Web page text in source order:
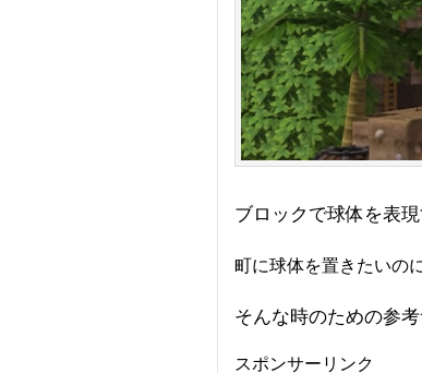
ブロックで球体を表
町に球体を置きたいの
そんな時のための参
スポンサーリンク